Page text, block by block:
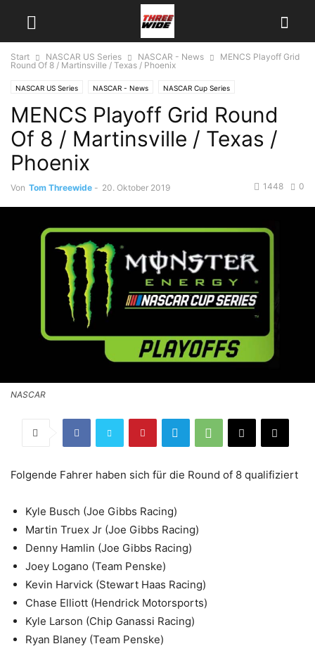
Start NASCAR US Series NASCAR - News
MENCS Playoff Grid
Round Of 8 / Martinsville / Texas / Phoenix
NASCAR US Series NASCAR - News NASCAR Cup Series
MENCS Playoff Grid Round
Of 8 / Martinsville / Texas /
Phoenix
Von Tom Threewide - 20. Oktober 2019 0
1448
NASCAR
Folgende Fahrer haben sich für die Round of 8 qualifiziert
Kyle Busch (Joe Gibbs Racing)
Martin Truex Jr (Joe Gibbs Racing)
Denny Hamlin (Joe Gibbs Racing)
Joey Logano (Team Penske)
Kevin Harvick (Stewart Haas Racing)
Chase Elliott (Hendrick Motorsports)
Kyle Larson (Chip Ganassi Racing)
Ryan Blaney (Team Penske)